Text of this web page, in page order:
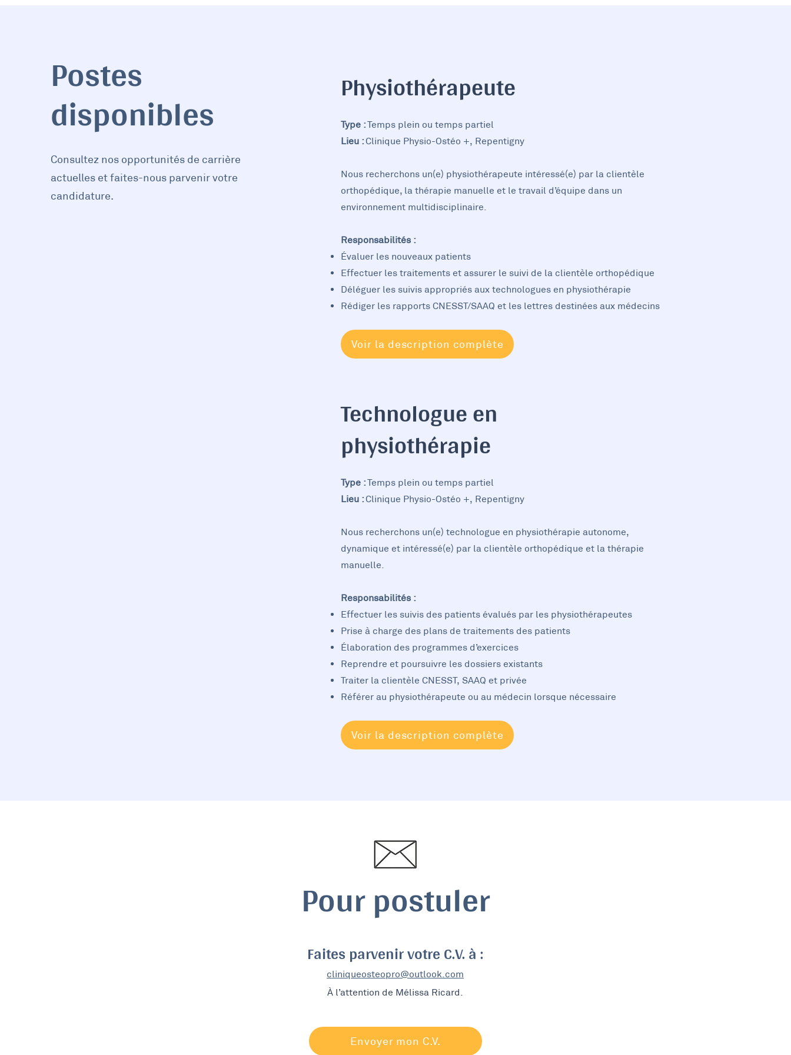
Postes
disponibles
Consultez nos opportunités de carrière
actuelles et faites-nous parvenir votre
candidature.
Physiothérapeute
Type :Temps plein ou temps partiel
Lieu :Clinique Physio-Ostéo +, Repentigny
Nous recherchons un(e) physiothérapeute intéressé(e) par la clientèle
orthopédique, la thérapie manuelle et le travail d’équipe dans un
environnement multidisciplinaire.
Responsabilités :
Évaluer les nouveaux patients
Effectuer les traitements et assurer le suivi de la clientèle orthopédique
Déléguer les suivis appropriés aux technologues en physiothérapie
Rédiger les rapports CNESST/SAAQ et les lettres destinées aux médecins
Voir la description complète
Technologue en
physiothérapie
Type :Temps plein ou temps partiel
Lieu :Clinique Physio-Ostéo +, Repentigny
Nous recherchons un(e) technologue en physiothérapie autonome,
dynamique et intéressé(e) par la clientèle orthopédique et la thérapie
manuelle.
Responsabilités :
Effectuer les suivis des patients évalués par les physiothérapeutes
Prise à charge des plans de traitements des patients
Élaboration des programmes d’exercices
Reprendre et poursuivre les dossiers existants
Traiter la clientèle CNESST, SAAQ et privée
Référer au physiothérapeute ou au médecin lorsque nécessaire
Voir la description complète
Pour postuler
Faites parvenir votre C.V. à :
cliniqueosteopro@outlook.com
À l’attention de Mélissa Ricard.
Envoyer mon C.V.